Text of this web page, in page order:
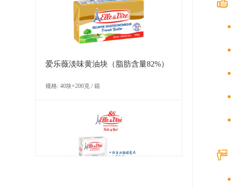
爱乐薇淡味黄油块（脂肪含量82%）
规格: 40块×200克 / 箱